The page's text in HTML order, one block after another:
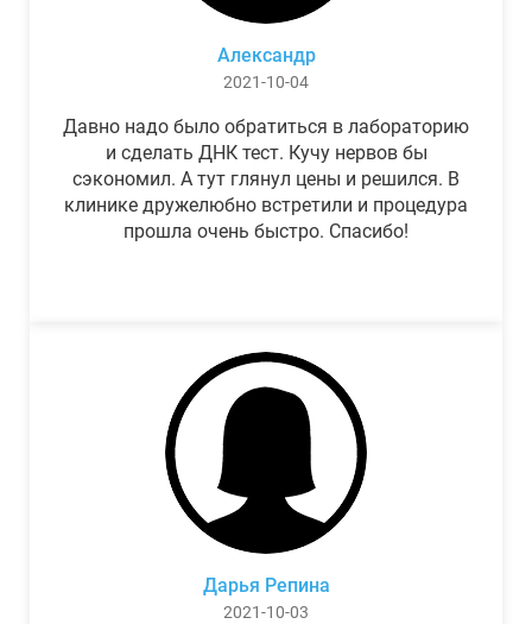
Александр
2021-10-04
Давно надо было обратиться в лабораторию
и сделать ДНК тест. Кучу нервов бы
сэкономил. А тут глянул цены и решился. В
клинике дружелюбно встретили и процедура
прошла очень быстро. Спасибо!
Дарья Репина
2021-10-03